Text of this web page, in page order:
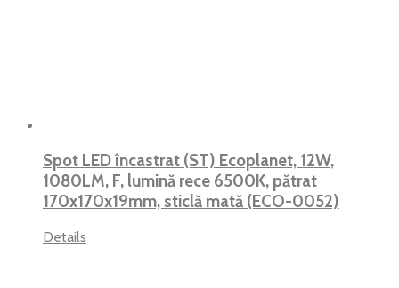
Spot LED încastrat (ST) Ecoplanet, 12W,
1080LM, F, lumină rece 6500K, pătrat
170x170x19mm, sticlă mată (ECO-0052)
Details